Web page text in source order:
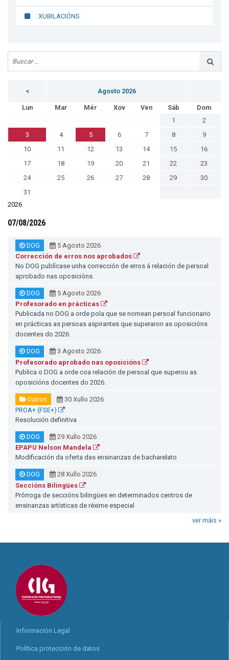
XUBILACIÓNS
< Agosto 2026
Lun Mar Mér Xov Ven Sáb
Dom
1
2
3
4 5 6 7 8
9
10
11 12 13 14 15
16
17
18 19 20 21 22
23
24
25 26 27 28 29
30
31
2026
07/08/2026
DOG
5 Agosto 2026
Corrección de erros nos aprobados
No DOG publícase unha corrección de erros á relación de persoal
aprobado nas oposicións.
DOG
5 Agosto 2026
Profesorado en prácticas
Publicada no DOG a orde pola que se nomean persoal funcionario
en prácticas as persoas aspirantes que superaron as oposicións
docentes do 2026.
DOG
3 Agosto 2026
Profesorado aprobado nas oposicións
Publica o DOG a orde coa relación de persoal que superou as
oposicións docentes do 2026.
Outros
30 Xullo 2026
PROA+ (FSE+)
Resolución definitiva
DOG
29 Xullo 2026
EPAPU Nelson Mandela
Modificación da oferta das ensinanzas de bacharelato
DOG
28 Xullo 2026
Seccións Bilingües
Prórroga de seccións bilingües en determinados centros de
ensinanzas artísticas de réxime especial
ver máis »
Información Legal
Política protección de datos